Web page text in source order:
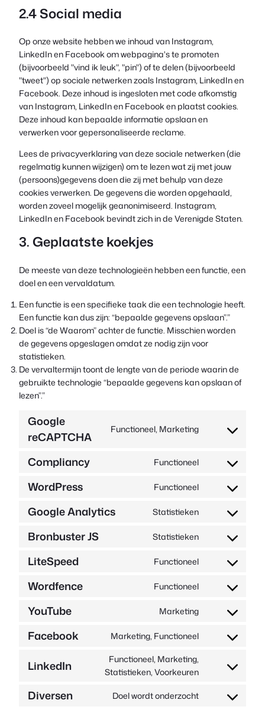
2.4 Social media
Op onze website hebben we inhoud van Instagram,
LinkedIn en Facebook om webpagina's te promoten
(bijvoorbeeld "vind ik leuk", "pin") of te delen (bijvoorbeeld
"tweet") op sociale netwerken zoals Instagram, LinkedIn en
Facebook. Deze inhoud is ingesloten met code afkomstig
van Instagram, LinkedIn en Facebook en plaatst cookies.
Deze inhoud kan bepaalde informatie opslaan en
verwerken voor gepersonaliseerde reclame.
Lees de privacyverklaring van deze sociale netwerken (die
regelmatig kunnen wijzigen) om te lezen wat zij met jouw
(persoons)gegevens doen die zij met behulp van deze
cookies verwerken. De gegevens die worden opgehaald,
worden zoveel mogelijk geanonimiseerd. Instagram,
LinkedIn en Facebook bevindt zich in de Verenigde Staten.
3. Geplaatste koekjes
De meeste van deze technologieën hebben een functie, een
doel en een vervaldatum.
Een functie is een specifieke taak die een technologie heeft.
Een functie kan dus zijn: “bepaalde gegevens opslaan”.”
Doel is “de Waarom” achter de functie. Misschien worden
de gegevens opgeslagen omdat ze nodig zijn voor
statistieken.
De vervaltermijn toont de lengte van de periode waarin de
gebruikte technologie “bepaalde gegevens kan opslaan of
lezen”.”
Google
reCAPTCHA
Functioneel, Marketing
Toestemming
service
recaptcha
Compliancy Functioneel
Toestemming
service
WordPress Functioneel
Toestemming
service
Google Analytics Statistieken
Toestemming
service
analytics
Bronbuster JS Statistieken
Toestemming
service
LiteSpeed Functioneel
Consent
service
Wordfence Functioneel
Toestemming
service
YouTube Marketing
Toestemming
service
Facebook Marketing, Functioneel
Toestemming
service
LinkedIn
Functioneel, Marketing,
Statistieken, Voorkeuren
Toestemming
service
Diversen Doel wordt onderzocht
Consent